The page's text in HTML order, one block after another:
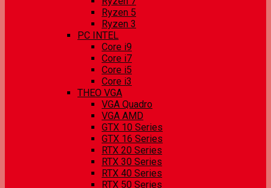
Ryzen 5
Ryzen 3
PC INTEL
Core i9
Core i7
Core i5
Core i3
THEO VGA
VGA Quadro
VGA AMD
GTX 10 Series
GTX 16 Series
RTX 20 Series
RTX 30 Series
RTX 40 Series
RTX 50 Series